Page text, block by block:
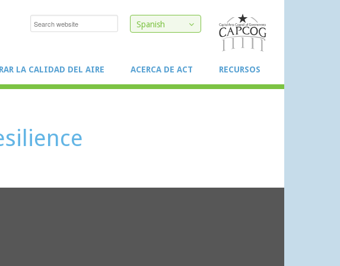
Spanish
LA CALIDAD DEL AIRE ACERCA DE ACT RECURSOS